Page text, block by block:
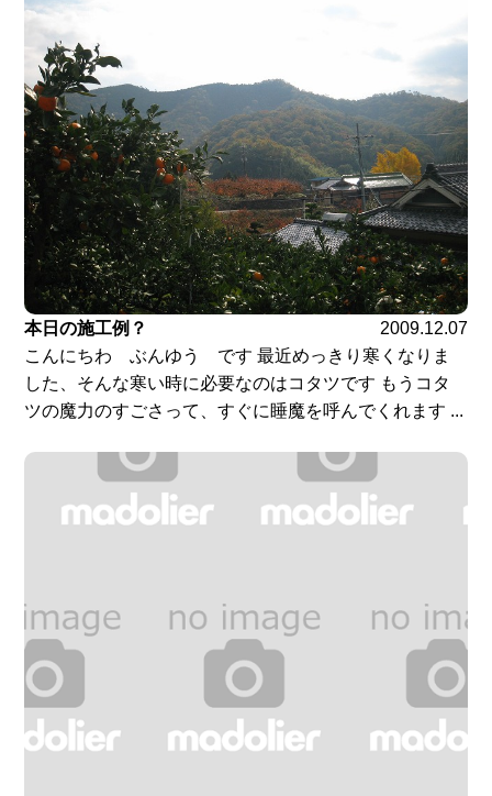
本日の施工例？
2009.12.07
こんにちわ ぶんゆう です 最近めっきり寒くなりま
した、そんな寒い時に必要なのはコタツです もうコタ
ツの魔力のすごさって、すぐに睡魔を呼んでくれます ...